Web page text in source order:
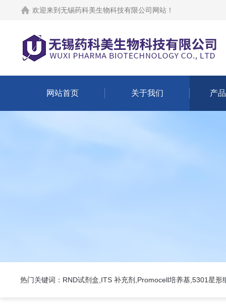
欢迎来到 无锡药科美生物科技有限公司网站 ！
网站首页 关于我们 产
热门关键词：RND试剂盒,ITS 补充剂,Promocell培养基,5301星形